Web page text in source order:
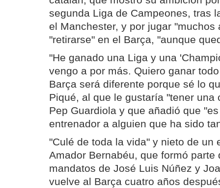
segunda Liga de Campeones, tras
el Manchester, y por jugar "muchos
"retirarse" en el Barça, "aunque
"He ganado una Liga y una
vengo a por más. Quiero ganar
Barça será diferente porque sé lo
Piqué, al que le gustaría "tener una
Pep Guardiola y que añadió que
entrenador a alguien que ha sido
"Culé de toda la vida" y nieto de un
Amador Bernabéu, que formó parte
mandatos de José Luis Núñez y
vuelve al Barça cuatro años